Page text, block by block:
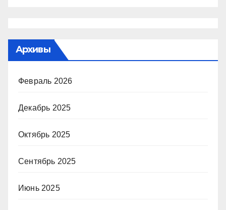
Архивы
Февраль 2026
Декабрь 2025
Октябрь 2025
Сентябрь 2025
Июнь 2025